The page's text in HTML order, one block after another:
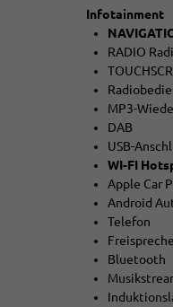
Infotainment
RADIO
MP3-
DAB
USB-
WI-FI
Apple Car
Android
Telefon
Bluetooth